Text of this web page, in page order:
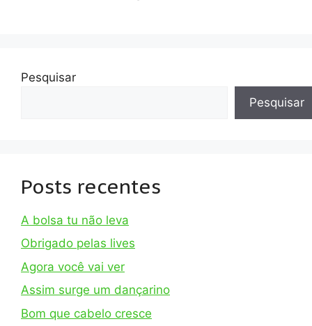
Pesquisar
Pesquisar
Posts recentes
A bolsa tu não leva
Obrigado pelas lives
Agora você vai ver
Assim surge um dançarino
Bom que cabelo cresce